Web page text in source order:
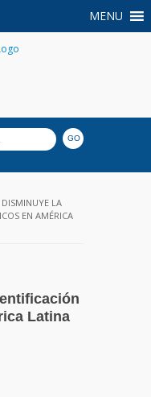
MENU
DISMINUYE LA
EN AMÉRICA
Latina